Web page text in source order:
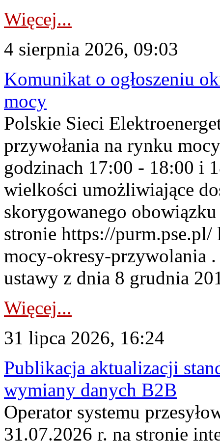
Więcej...
4 sierpnia 2026, 09:03
Komunikat o ogłoszeniu
mocy
Polskie Sieci
przywołania na rynku
godzinach 17:00 - 18:00 i
wielkości umożliwiające
skorygowanego
stronie https://
mocy-okresy-przywolania
ustawy z dnia 8 grudnia
Więcej...
31 lipca 2026, 16:24
Publikacja aktualizacji
wymiany danych B2B
Operator systemu
31.07.2026 r. na stronie